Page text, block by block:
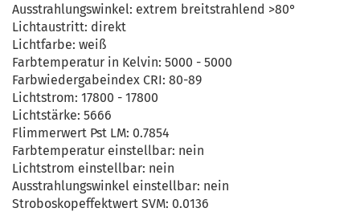
Ausstrahlungswinkel: extrem breitstrahlend >80°
Lichtaustritt: direkt
Lichtfarbe: weiß
Farbtemperatur in Kelvin: 5000 - 5000
Farbwiedergabeindex CRI: 80-89
Lichtstrom: 17800 - 17800
Lichtstärke: 5666
Flimmerwert Pst LM: 0.7854
Farbtemperatur einstellbar: nein
Lichtstrom einstellbar: nein
Ausstrahlungswinkel einstellbar: nein
Stroboskopeffektwert SVM: 0.0136